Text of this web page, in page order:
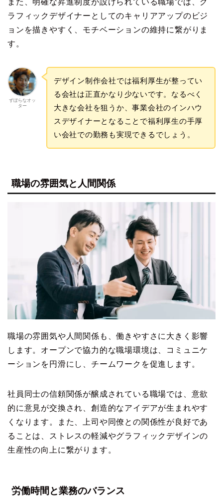
ラフィックデザイナーとしてのキャリアアップのビジ
ョンを描きやすく、モチベーションの維持に繋がりま
す。
ずぼらなオッ
ター
デザイン制作会社では福利厚生が整ってい
る会社は正直かなり少ないです。なるべく
大きな会社を狙うか、事業会社のインハウ
スデザイナーとなることで福利厚生の手厚
い会社での勤務も実現できるでしょう。
職場の雰囲気と人間関係
職場の雰囲気や人間関係も、働きやすさに大きく影響
します。オープンで協力的な職場環境は、コミュニケ
ーションを円滑にし、チームワークを促進します。
社員同士の信頼関係が醸成されている職場では、意欲
的に意見が交換され、創造的なアイデアが生まれやす
くなります。また、上司や同僚との関係性が良好であ
ることは、ストレスの軽減やグラフィックデザインの
生産性の向上に繋がります。
労働時間と業務のバランス